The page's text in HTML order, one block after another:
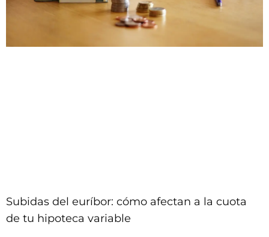
Subidas del euríbor: cómo afectan a la cuota
de tu hipoteca variable